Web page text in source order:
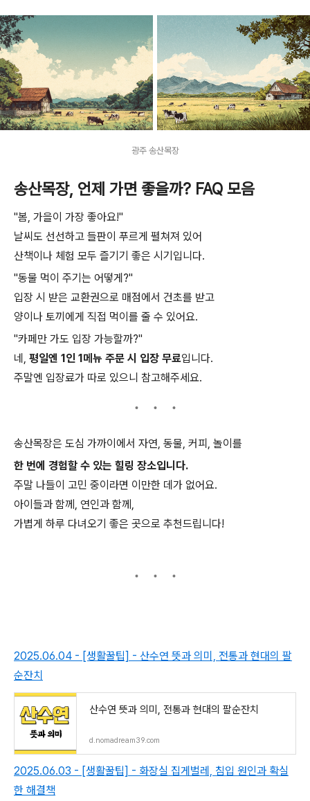
광주 송산목장
송산목장, 언제 가면 좋을까? FAQ 모음
"봄, 가을이 가장 좋아요!"
날씨도 선선하고 들판이 푸르게 펼쳐져 있어
산책이나 체험 모두 즐기기 좋은 시기입니다.
"동물 먹이 주기는 어떻게?"
입장 시 받은 교환권으로 매점에서 건초를 받고
양이나 토끼에게 직접 먹이를 줄 수 있어요.
"카페만 가도 입장 가능할까?"
네, 평일엔 1인 1메뉴 주문 시 입장 무료입니다.
주말엔 입장료가 따로 있으니 참고해주세요.
송산목장은 도심 가까이에서 자연, 동물, 커피, 놀이를
한 번에 경험할 수 있는 힐링 장소입니다.
주말 나들이 고민 중이라면 이만한 데가 없어요.
아이들과 함께, 연인과 함께,
가볍게 하루 다녀오기 좋은 곳으로 추천드립니다!
2025.06.04 - [생활꿀팁] - 산수연 뜻과 의미, 전통과 현대의 팔
순잔치
산수연 뜻과 의미, 전통과 현대의 팔순잔치
d.nomadream39.com
2025.06.03 - [생활꿀팁] - 화장실 집게벌레, 침입 원인과 확실
한 해결책